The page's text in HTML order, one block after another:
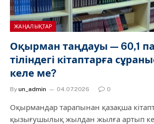
ЖАҢАЛЫҚТАР
Оқырман таңдауы — 60,1
тіліндегі кітаптарға
келе ме?
By un_admin 04.07.2026 0
Оқырмандар тарапынан қазақша
қызығушылық жылдан жылға артып